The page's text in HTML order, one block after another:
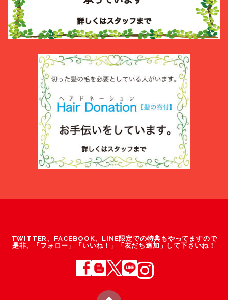
TWITTER、FACEBOOK、LINE限定での特典もやってますので
是非、「フォロー」「いいね！」「友だち追加」して下さいね！